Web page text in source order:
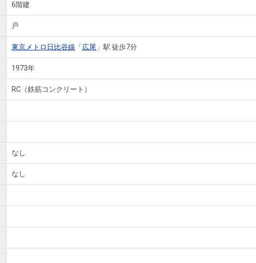
6階建
戸
東京メトロ日比谷線 「広尾 」駅 徒歩7分
1973年
RC（鉄筋コンクリート）
なし
なし